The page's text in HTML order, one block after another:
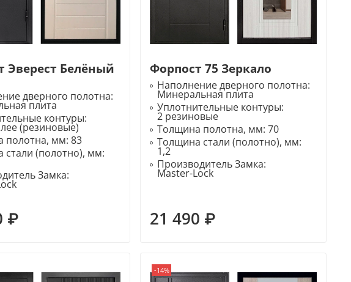
Эверест Белёный
дверного полотна:
плита
контуры:
(резиновые)
полотна, мм:83
стали (полотно), мм:
Замка:
₽
Форпост 75 Зеркало
Наполнение дверного полотна:
Минеральная плита
Уплотнительные контуры:
2 резиновые
Толщина полотна, мм: 70
Толщина стали (полотно), мм:
1,2
Производитель Замка:
Master-Lock
21 490 ₽
-14%